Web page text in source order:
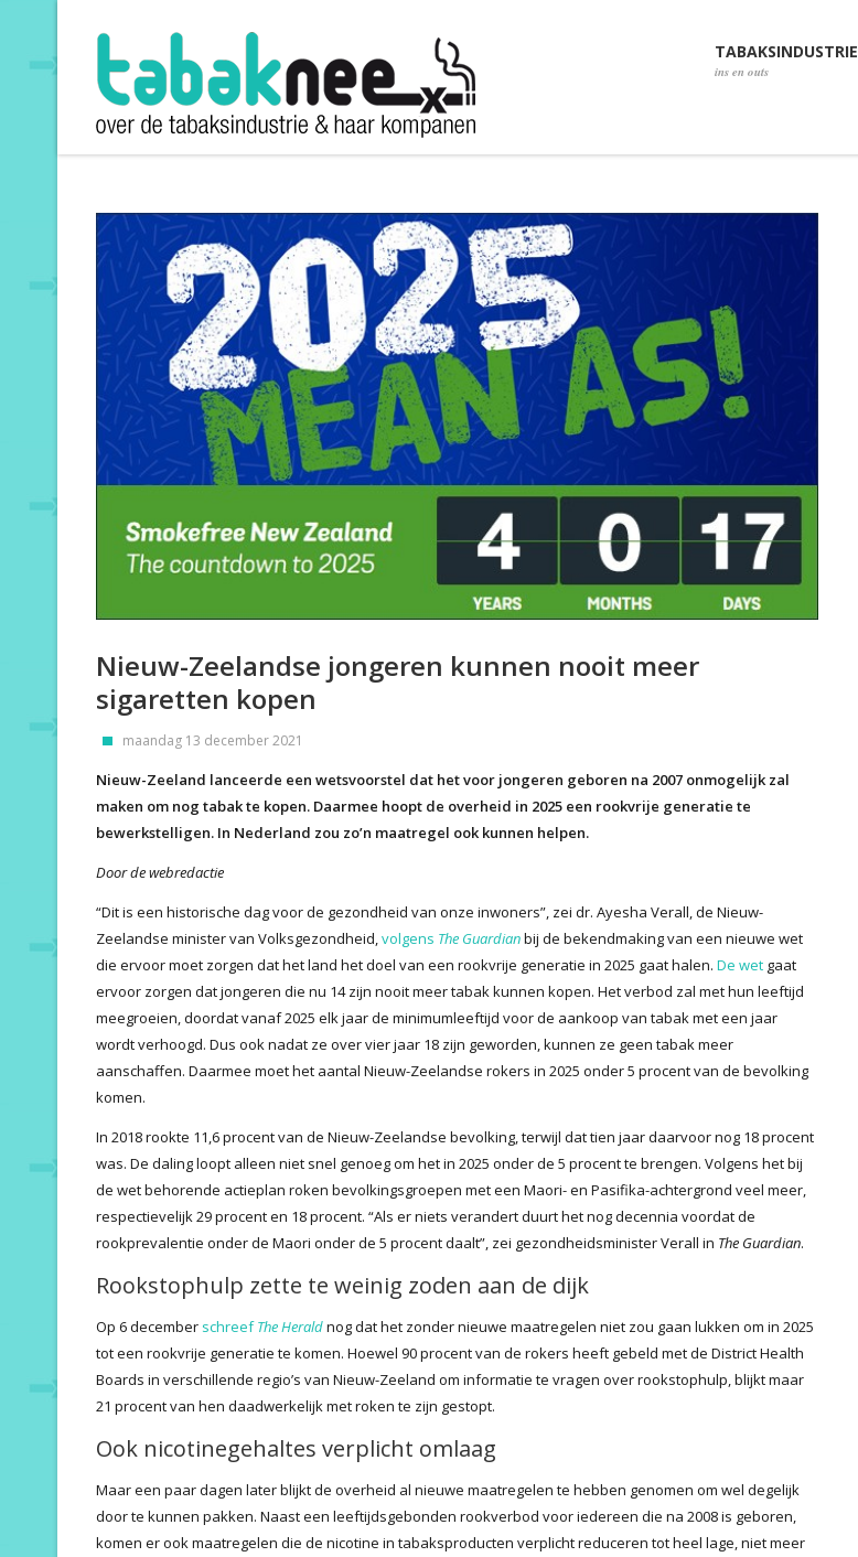
TABAKSINDUSTRIE
ins en outs
Nieuw-Zeelandse jongeren kunnen nooit meer
sigaretten kopen
maandag 13 december 2021
Nieuw-Zeeland lanceerde een wetsvoorstel dat het voor jongeren geboren na 2007 onmogelijk zal
maken om nog tabak te kopen. Daarmee hoopt de overheid in 2025 een rookvrije generatie te
bewerkstelligen. In Nederland zou zo’n maatregel ook kunnen helpen.
Door de webredactie
“Dit is een historische dag voor de gezondheid van onze inwoners”, zei dr. Ayesha Verall, de Nieuw-
Zeelandse minister van Volksgezondheid,volgens The Guardianbij de bekendmaking van een nieuwe wet
die ervoor moet zorgen dat het land het doel van een rookvrije generatie in 2025 gaat halen. De wet gaat
ervoor zorgen dat jongeren die nu 14 zijn nooit meer tabak kunnen kopen. Het verbod zal met hun leeftijd
meegroeien, doordat vanaf 2025 elk jaar de minimumleeftijd voor de aankoop van tabak met een jaar
wordt verhoogd. Dus ook nadat ze over vier jaar 18 zijn geworden, kunnen ze geen tabak meer
aanschaffen. Daarmee moet het aantal Nieuw-Zeelandse rokers in 2025 onder 5 procent van de bevolking
komen.
In 2018 rookte 11,6 procent van de Nieuw-Zeelandse bevolking, terwijl dat tien jaar daarvoor nog 18 procent
was. De daling loopt alleen niet snel genoeg om het in 2025 onder de 5 procent te brengen. Volgens het bij
de wet behorende actieplan roken bevolkingsgroepen met een Maori- en Pasifika-achtergrond veel meer,
respectievelijk 29 procent en 18 procent. “Als er niets verandert duurt het nog decennia voordat de
rookprevalentie onder de Maori onder de 5 procent daalt”, zei gezondheidsminister Verall in The Guardian.
Rookstophulp zette te weinig zoden aan de dijk
Op 6 december schreefThe Heraldnog dat het zonder nieuwe maatregelen niet zou gaan lukken om in 2025
tot een rookvrije generatie te komen. Hoewel 90 procent van de rokers heeft gebeld met de District Health
Boards in verschillende regio’s van Nieuw-Zeeland om informatie te vragen over rookstophulp, blijkt maar
21 procent van hen daadwerkelijk met roken te zijn gestopt.
Ook nicotinegehaltes verplicht omlaag
Maar een paar dagen later blijkt de overheid al nieuwe maatregelen te hebben genomen om wel degelijk
door te kunnen pakken. Naast een leeftijdsgebonden rookverbod voor iedereen die na 2008 is geboren,
komen er ook maatregelen die de nicotine in tabaksproducten verplicht reduceren tot heel lage, niet meer